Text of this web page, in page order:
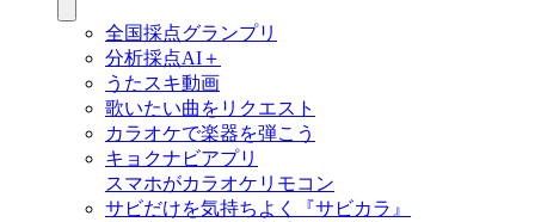
全国採点グランプリ
分析採点AI＋
うたスキ動画
歌いたい曲をリクエスト
カラオケで楽器を弾こう
キョクナビアプリ
スマホがカラオケリモコン
サビだけを気持ちよく『サビカラ』